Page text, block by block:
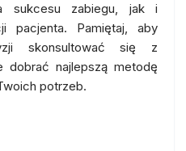
sukcesu zabiegu, jak i
pacjenta. Pamiętaj, aby
skonsultować się z
dobrać najlepszą metodę
potrzeb.